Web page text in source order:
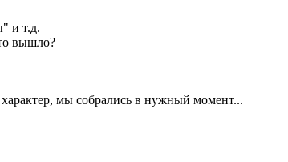
и т.д.
вышло?
мы собрались в нужный момент...